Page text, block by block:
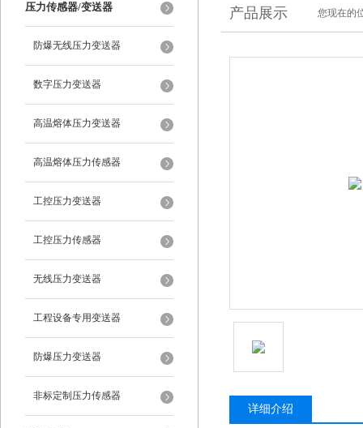
压力传感器/变送器
防爆无线压力变送器
数字压力变送器
高温熔体压力变送器
高温熔体压力传感器
工控压力变送器
工控压力传感器
无线压力变送器
工程设备专用变送器
防爆压力变送器
非标定制压力传感器
产品展示 您现在的
详细介绍